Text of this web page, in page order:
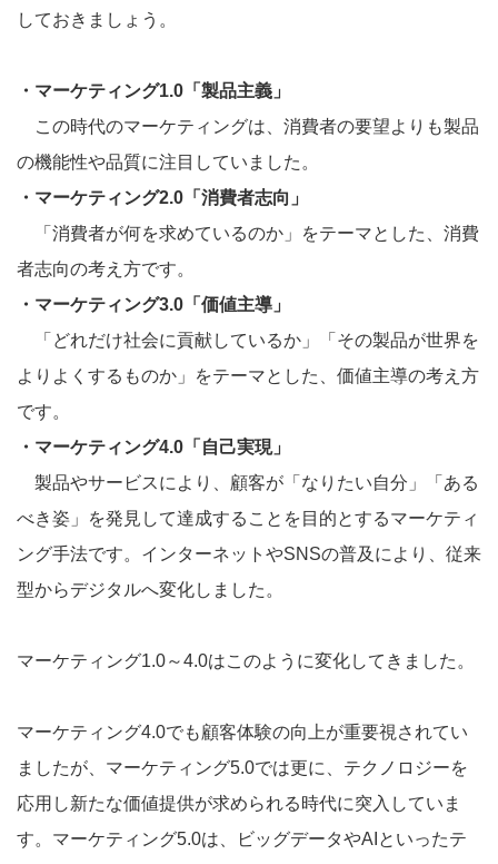
しておきましょう。
・マーケティング1.0「製品主義」
この時代のマーケティングは、消費者の要望よりも製品
の機能性や品質に注目していました。
・マーケティング2.0「消費者志向」
「消費者が何を求めているのか」をテーマとした、消費
者志向の考え方です。
・マーケティング3.0「価値主導」
「どれだけ社会に貢献しているか」「その製品が世界を
よりよくするものか」をテーマとした、価値主導の考え方
です。
・マーケティング4.0「自己実現」
製品やサービスにより、顧客が「なりたい自分」「ある
べき姿」を発見して達成することを目的とするマーケティ
ング手法です。インターネットやSNSの普及により、従来
型からデジタルへ変化しました。
マーケティング1.0～4.0はこのように変化してきました。
マーケティング4.0でも顧客体験の向上が重要視されてい
ましたが、マーケティング5.0では更に、テクノロジーを
応用し新たな価値提供が求められる時代に突入していま
す。マーケティング5.0は、ビッグデータやAIといったテ